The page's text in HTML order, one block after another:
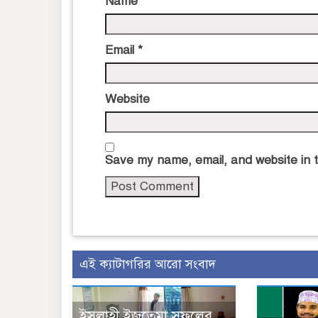
Email *
Website
Save my name, email, and website
এই ক্যাটাগরির আরো সংবাদ